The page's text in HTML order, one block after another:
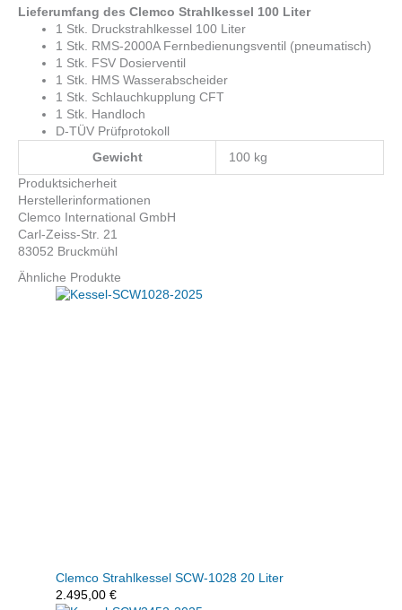
Lieferumfang des Clemco Strahlkessel 100 Liter
1 Stk. Druckstrahlkessel 100 Liter
1 Stk. RMS-2000A Fernbedienungsventil (pneumatisch)
1 Stk. FSV Dosierventil
1 Stk. HMS Wasserabscheider
1 Stk. Schlauchkupplung CFT
1 Stk. Handloch
D-TÜV Prüfprotokoll
Gewicht
100 kg
Produktsicherheit
Herstellerinformationen
Clemco International GmbH
Carl-Zeiss-Str. 21
83052 Bruckmühl
Ähnliche Produkte
Clemco Strahlkessel SCW-1028 20 Liter
2.495,00 €